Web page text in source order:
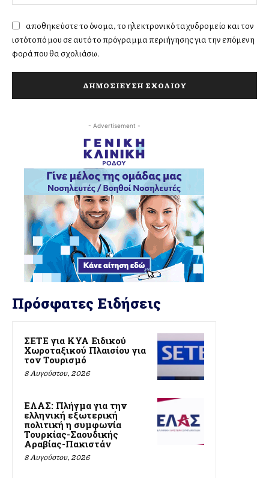
αποθηκεύστε το όνομα, το ηλεκτρονικό ταχυδρομείο και τον
ιστότοπό μου σε αυτό το πρόγραμμα περιήγησης για την επόμενη
φορά που θα σχολιάσω.
- Advertisement -
Πρόσφατες Ειδήσεις
ΣΕΤΕ για ΚΥΑ Ειδικού
Χωροταξικού Πλαισίου για
τον Τουρισμό
8 Αυγούστου, 2026
ΕΛΑΣ: Πλήγμα για την
ελληνική εξωτερική
πολιτική η συμφωνία
Τουρκίας-Σαουδικής
Αραβίας-Πακιστάν
8 Αυγούστου, 2026